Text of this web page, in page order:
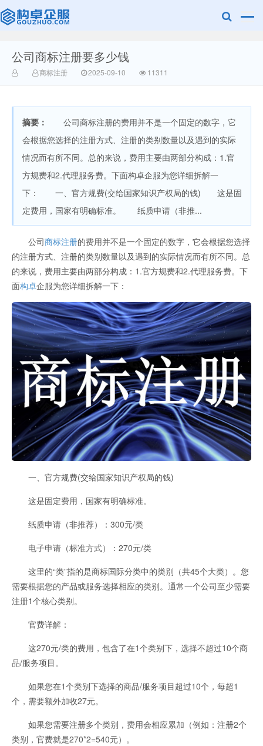
赣州兰之新知
公司商标注册要多少钱
商标注册 2025-09-10 11311
摘要：
公司商标注册的费用并不是一个固定的数字，它
会根据您选择的注册方式、注册的类别数量以及遇到的实际
情况而有所不同。总的来说，费用主要由两部分构成：1.官
方规费和2.代理服务费。下面构卓企服为您详细拆解一
下： 一、官方规费(交给国家知识产权局的钱) 这是固
定费用，国家有明确标准。 纸质申请（非推...
公司商标注册的费用并不是一个固定的数字，它会根据您选择
的注册方式、注册的类别数量以及遇到的实际情况而有所不同。总
的来说，费用主要由两部分构成：1.官方规费和2.代理服务费。下
面构卓企服为您详细拆解一下：
一、官方规费(交给国家知识产权局的钱)
这是固定费用，国家有明确标准。
纸质申请（非推荐）：300元/类
电子申请（标准方式）：270元/类
这里的“类”指的是商标国际分类中的类别（共45个大类）。您
需要根据您的产品或服务选择相应的类别。通常一个公司至少需要
注册1个核心类别。
官费详解：
这270元/类的费用，包含了在1个类别下，选择不超过10个商
品/服务项目。
如果您在1个类别下选择的商品/服务项目超过10个，每超1
个，需要额外加收27元。
如果您需要注册多个类别，费用会相应累加（例如：注册2个
类别，官费就是270*2=540元）。